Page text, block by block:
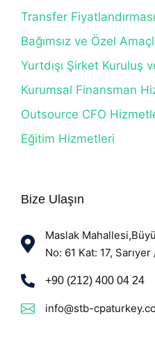
Transfer
Bağımsız ve Özel
Yurtdışı Şirket Kuruluş
Kurumsal Finansman
Outsource CFO
Eğitim Hizmetleri
Bize Ulaşın
Maslak
No: 61 Kat: 17,
+90 (212) 400 04 24
info@stb-